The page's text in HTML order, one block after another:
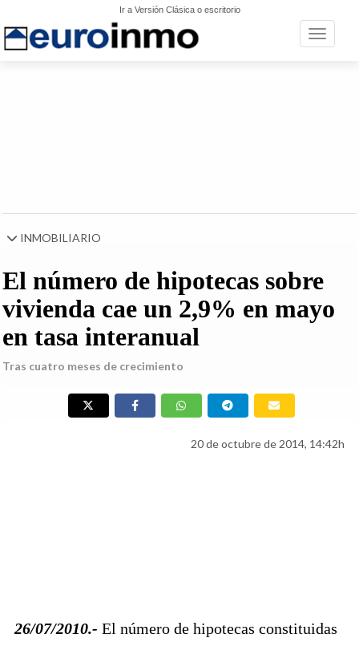
Ir a Versión Clásica o escritorio
Toggle
INMOBILIARIO
El número de hipotecas sobre
vivienda cae un 2,9% en mayo
en tasa interanual
Tras cuatro meses de crecimiento
20 de octubre de 2014, 14:42h
26/07/2010.- El número de hipotecas constituidas